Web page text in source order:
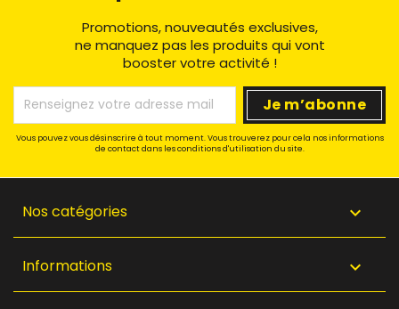
Promotions, nouveautés exclusives,
ne manquez pas les produits qui vont
booster votre activité !
Vous pouvez vous désinscrire à tout moment. Vous trouverez pour cela nos informations
de contact dans les conditions d'utilisation du site.
Nos catégories 
Informations 